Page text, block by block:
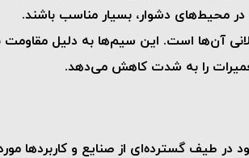
محیط‌های دشوار، بسیار مناسب باشند.
آن‌ها است. این سیم‌ها به دلیل
را به شدت کاهش می‌دهد.
گسترده‌ای از صنایع و کاربردها مورد